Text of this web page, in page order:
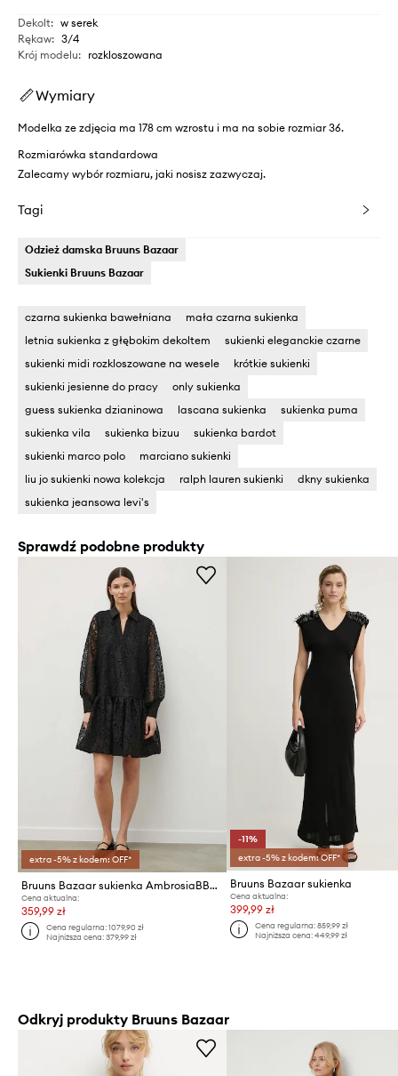
Dekolt: w serek
Rękaw: 3/4
Krój modelu: rozkloszowana
Wymiary
Modelka ze zdjęcia ma 178 cm wzrostu i ma na sobie rozmiar 36.
Rozmiarówka standardowa
Zalecamy wybór rozmiaru, jaki nosisz zazwyczaj.
Tagi
Odzież damska Bruuns Bazaar
Sukienki Bruuns Bazaar
czarna sukienka bawełniana
mała czarna sukienka
letnia sukienka z głębokim dekoltem
sukienki eleganckie czarne
sukienki midi rozkloszowane na wesele
krótkie sukienki
sukienki jesienne do pracy
only sukienka
guess sukienka dzianinowa
lascana sukienka
sukienka puma
sukienka vila
sukienka bizuu
sukienka bardot
sukienki marco polo
marciano sukienki
liu jo sukienki nowa kolekcja
ralph lauren sukienki
dkny sukienka
sukienka jeansowa levi's
Sprawdź podobne produkty
extra -5% z kodem: OFF*
Bruuns Bazaar sukienka AmbrosiaBBAvril dress
Cena aktualna:
359,99 zł
Cena regularna:1079,90 zł
Najniższa cena:379,99 zł
-11%
extra -5% z kodem: OFF*
Bruuns Bazaar sukienka
Cena aktualna:
399,99 zł
Cena regularna: 859,99 zł
Najniższa cena: 449,99 zł
Odkryj produkty Bruuns Bazaar